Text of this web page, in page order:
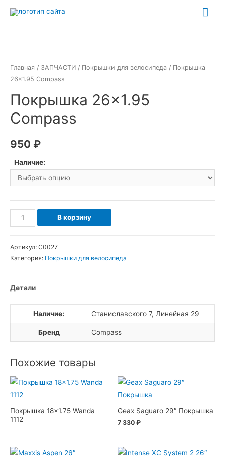
Главная / ЗАПЧАСТИ / Покрышки для велосипеда / Покрышка
26×1.95 Compass
Покрышка 26×1.95
Compass
950 ₽
Наличие:
Количество
товара
26x1.95
В корзину
Артикул: С0027
Категория: Покрышки для велосипеда
Детали
Наличие: Станиславского 7, Линейная 29
Бренд Compass
Похожие товары
Покрышка 18×1.75 Wanda
1112
Geax Saguaro 29″ Покрышка
7 330 ₽